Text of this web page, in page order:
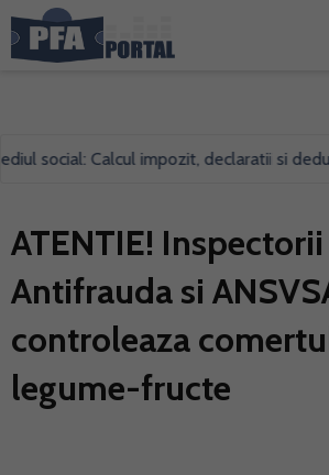
social: Calcul impozit, declaratii si
ATENTIE!
Antifrauda si
controleaza
legume-fructe